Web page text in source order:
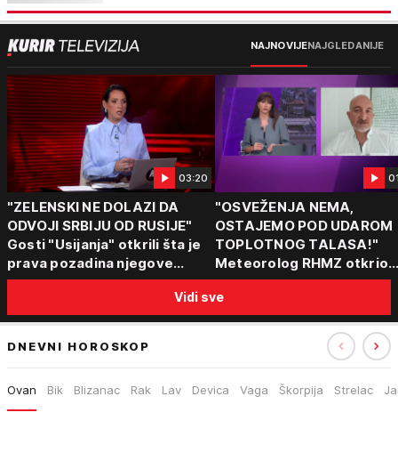
NAJNOVIJENAJGLEDANIJE
03:20
"ZELENSKI NE DOLAZI DA
ODVOJI SRBIJU OD RUSIJE"
Gosti "Usijanja" otkrili šta je
prava pozadina njegove
posete Beogradu
"OSVEŽENJA NEMA,
OSTAJEMO POD UDAROM
TOPLOTNOG TALASA!"
Meteorolog RHMZ otkrio
kakvo vreme nas čeka do
kraja avgusta
Vidi sve
DNEVNI HOROSKOP
Ovan Bik Blizanac Rak Lav Devica Vaga Škorpija Strelac